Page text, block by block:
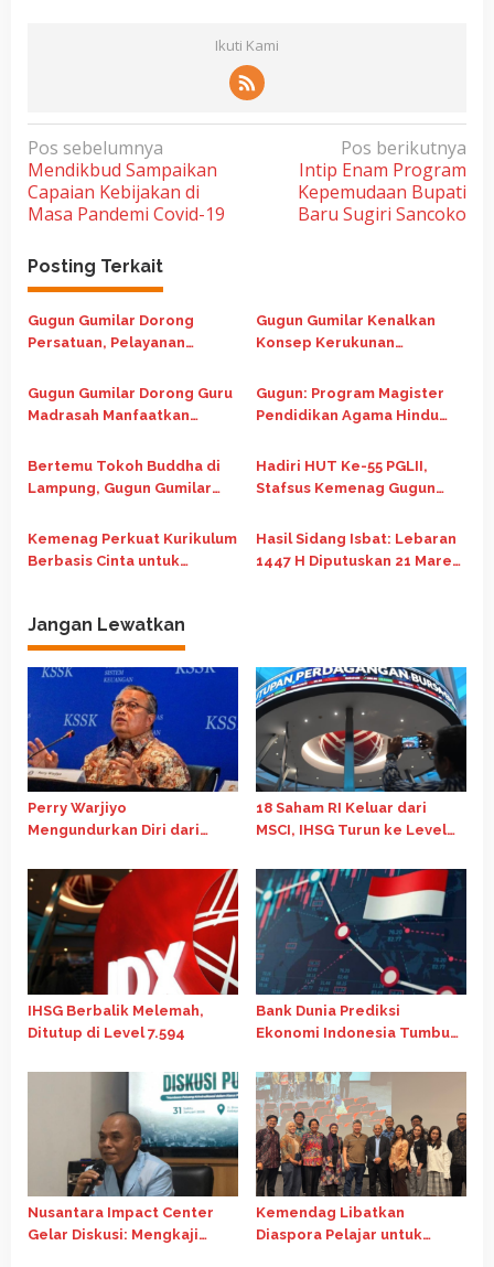
Ikuti Kami
N
a
v
g
a
s
p
o
s
Pos sebelumnya
Mendikbud Sampaikan
Capaian Kebijakan di
Masa Pandemi Covid-19
Pos berikutnya
Intip Enam Program
Kepemudaan Bupati
Baru Sugiri Sancoko
Posting Terkait
Gugun Gumilar Dorong
Persatuan, Pelayanan
USU Tetap Berjalan
Gugun Gumilar Kenalkan
Konsep Kerukunan
Internasional Gereja Advent
Gugun Gumilar Dorong Guru
Madrasah Manfaatkan
Tingkatkan Kompetensi
Gugun: Program Magister
Pendidikan Agama Hindu
Pendidikan Berkualitas
Bertemu Tokoh Buddha di
Lampung, Gugun Gumilar
Persatuan Bangsa
Hadiri HUT Ke-55 PGLII,
Stafsus Kemenag Gugun
Kolaborasi Lintas Iman
Kemenag Perkuat Kurikulum
Berbasis Cinta untuk
Hasil Sidang Isbat: Lebaran
1447 H Diputuskan 21 Maret
Jangan Lewatkan
Perry Warjiyo
Mengundurkan Diri dari
Damayanti Jadi Pejabat
Sementara
18 Saham RI Keluar dari
MSCI, IHSG Turun ke Level
IHSG Berbalik Melemah,
Ditutup di Level 7.594
Bank Dunia Prediksi
Ekonomi Indonesia Tumbuh
Target APBN
Nusantara Impact Center
Gelar Diskusi: Mengkaji
Kemendag Libatkan
Diaspora Pelajar untuk